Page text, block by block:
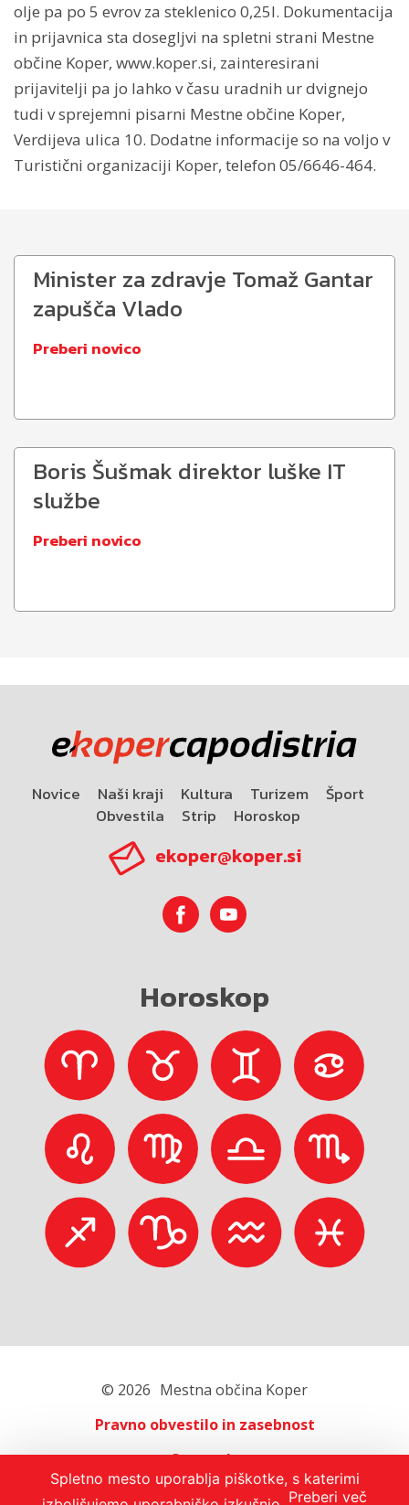
olje pa po 5 evrov za steklenico 0,25l. Dokumentacija
in prijavnica sta dosegljvi na spletni strani Mestne
občine Koper, www.koper.si, zainteresirani
prijavitelji pa jo lahko v času uradnih ur dvignejo
tudi v sprejemni pisarni Mestne občine Koper,
Verdijeva ulica 10. Dodatne informacije so na voljo v
Turistični organizaciji Koper, telefon 05/6646-464.
Minister za zdravje Tomaž Gantar
zapušča Vlado
Preberi novico
Boris Šušmak direktor luške IT
službe
Preberi novico
Novice Naši kraji Kultura Turizem
Šport
Obvestila
Strip Horoskop
ekoper@koper.si
Horoskop
© 2026 Mestna občina Koper
Pravno obvestilo in zasebnost
O portalu
Oglaševanje
Spletno mesto uporablja piškotke, s katerimi
Preberi več